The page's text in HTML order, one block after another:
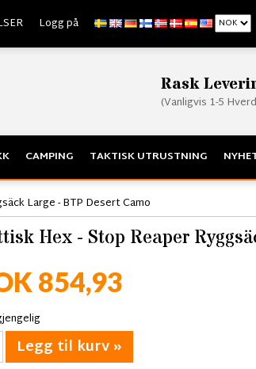
Logg på
Rask
(Vanligvis 1-5
CAMPING TAKTISK UTRUSTNING
Large - BTP Desert Camo
Hex - Stop Reaper
854,93
Legg til kurv »